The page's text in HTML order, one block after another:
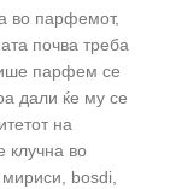
во парфемот,
почва треба
парфем се
дали ќе му се
на
клучна во
bosdi,